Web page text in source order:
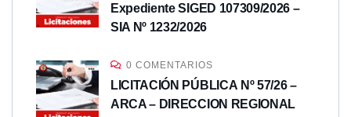
Expediente SIGED 107309/2026 –
SIA Nº 1232/2026
0 COMENTARIOS
LICITACIÓN PÚBLICA Nº 57/26 –
ARCA – DIRECCION REGIONAL